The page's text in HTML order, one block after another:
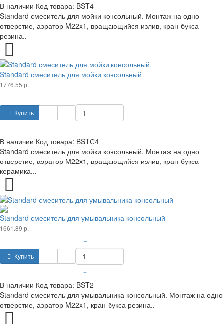
В наличии Код товара: BST4
Standard смеситель для мойки консольный. Монтаж на одно
отверстие, аэратор M22x1, вращающийся излив, кран-букса
резина..
Standard смеситель для мойки консольный
1776.55 р.
Купить
–
+
В наличии Код товара: BSTС4
Standard смеситель для мойки консольный. Монтаж на одно
отверстие, аэратор M22x1, вращающийся излив, кран-букса
керамика...
Standard смеситель для умывальника консольный
1661.89 р.
Купить
–
+
В наличии Код товара: BST2
Standard смеситель для умывальника консольный. Монтаж на одно
отверстие, аэратор M22x1, кран-букса резина..